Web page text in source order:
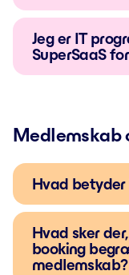
Jeg er IT
SuperSaaS
Medlemskab
Hvad betyder
Hvad sker
booking
medlemskab?